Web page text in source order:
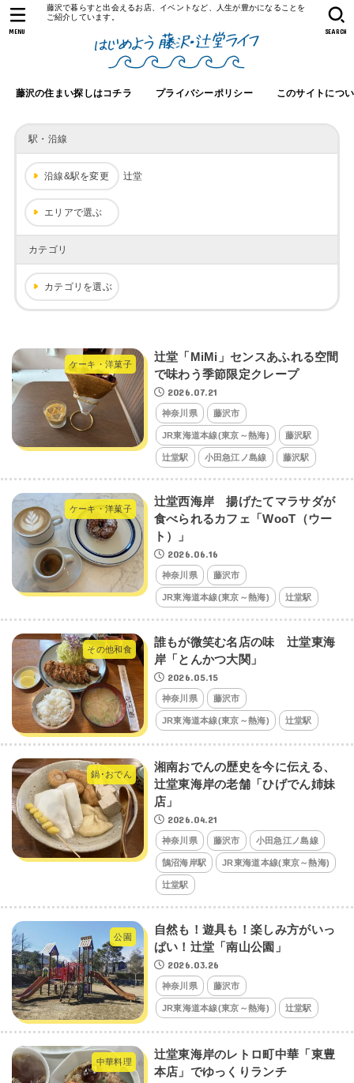
藤沢で暮らすと出会えるお店、イベントなど、人生が豊かになることを
ご紹介しています。
藤沢の住まい探しはコチラ プライバシーポリシー このサイトにつ
SEARCH
MENU
駅・沿線
沿線&駅を変更 辻堂
エリアで選ぶ
カテゴリ
カテゴリを選ぶ
ケーキ・洋菓子
辻堂「MiMi」センスあふれる空間
で味わう季節限定クレープ
2026.07.21
神奈川県 藤沢市
JR東海道本線(東京～熱海) 藤沢駅
辻堂駅 小田急江ノ島線 藤沢駅
ケーキ・洋菓子
辻堂西海岸 揚げたてマラサダが
食べられるカフェ「WooT（ウー
ト）」
2026.06.16
神奈川県 藤沢市
JR東海道本線(東京～熱海) 辻堂駅
その他和食
誰もが微笑む名店の味 辻堂東海
岸「とんかつ大関」
2026.05.15
神奈川県 藤沢市
JR東海道本線(東京～熱海) 辻堂駅
鍋･おでん
湘南おでんの歴史を今に伝える、
辻堂東海岸の老舗「ひげでん姉妹
店」
2026.04.21
神奈川県 藤沢市 小田急江ノ島線
鵠沼海岸駅 JR東海道本線(東京～熱海)
辻堂駅
公園
自然も！遊具も！楽しみ方がいっ
ぱい！辻堂「南山公園」
2026.03.26
神奈川県 藤沢市
JR東海道本線(東京～熱海) 辻堂駅
中華料理
辻堂東海岸のレトロ町中華「東豊
本店」でゆっくりランチ